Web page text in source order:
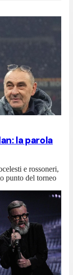
la parola
e rossoneri,
punto del torneo